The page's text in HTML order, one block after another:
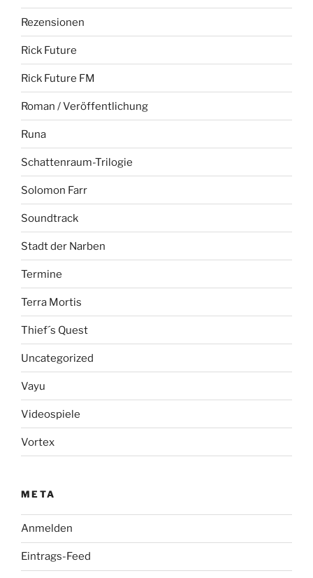
Rezensionen
Rick Future
Rick Future FM
Roman / Veröffentlichung
Runa
Schattenraum-Trilogie
Solomon Farr
Soundtrack
Stadt der Narben
Termine
Terra Mortis
Thief´s Quest
Uncategorized
Vayu
Videospiele
Vortex
META
Anmelden
Eintrags-Feed